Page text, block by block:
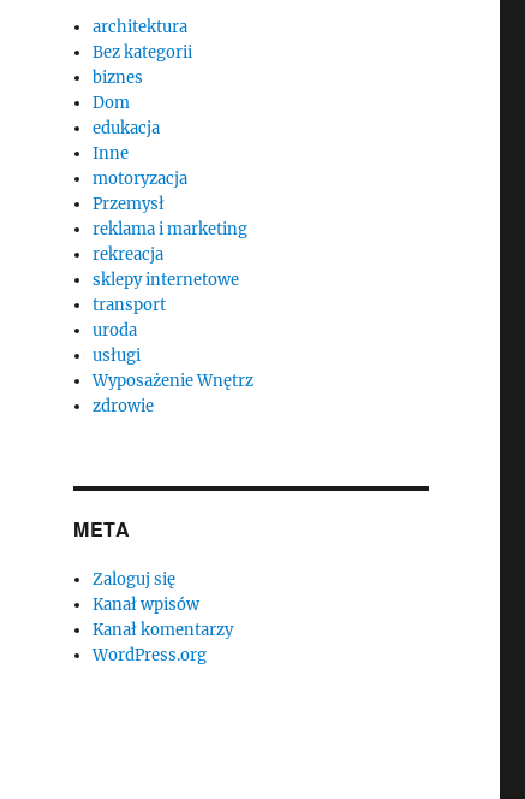
architektura
Bez kategorii
biznes
Dom
edukacja
Inne
motoryzacja
Przemysł
reklama i marketing
rekreacja
sklepy internetowe
transport
uroda
usługi
Wyposażenie Wnętrz
zdrowie
META
Zaloguj się
Kanał wpisów
Kanał komentarzy
WordPress.org